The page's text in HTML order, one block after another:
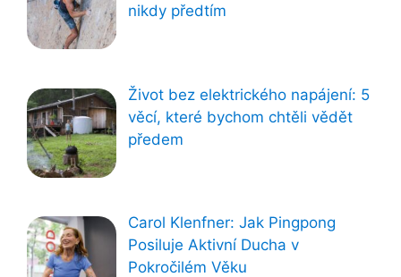
nikdy předtím
Život bez elektrického napájení: 5
věcí, které bychom chtěli vědět
předem
Carol Klenfner: Jak Pingpong
Posiluje Aktivní Ducha v
Pokročilém Věku